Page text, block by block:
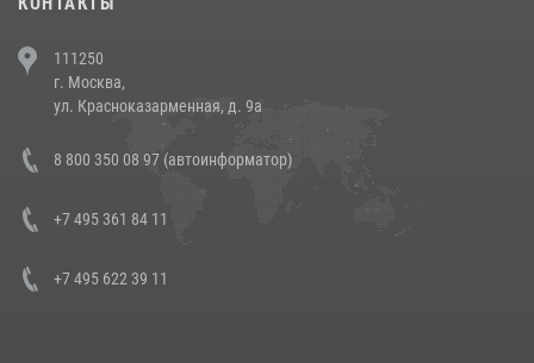
напавших на бригаду скорой помощи (видео)
14 июля 2026, 12:20
В Росгвардии прошла военно-научная конференция по обобщению
боевого опыта
111250
г. Москва,
ул. Красноказарменная, д. 9а
8 800 350 08 97 (автоинформатор)
+7 495 361 84 11
+7 495 622 39 11